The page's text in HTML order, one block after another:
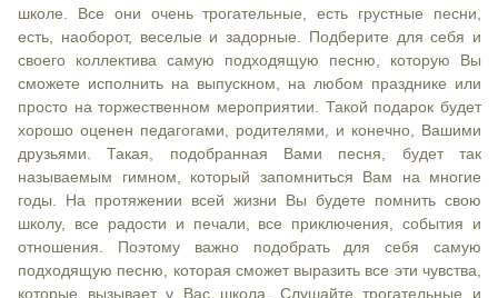
школе. Все они очень трогательные, есть грустные песни,
есть, наоборот, веселые и задорные. Подберите для себя и
своего коллектива самую подходящую песню, которую Вы
сможете исполнить на выпускном, на любом празднике или
просто на торжественном мероприятии. Такой подарок будет
хорошо оценен педагогами, родителями, и конечно, Вашими
друзьями. Такая, подобранная Вами песня, будет так
называемым гимном, который запомниться Вам на многие
годы. На протяжении всей жизни Вы будете помнить свою
школу, все радости и печали, все приключения, события и
отношения. Поэтому важно подобрать для себя самую
подходящую песню, которая сможет выразить все эти чувства,
которые вызывает у Вас школа. Слушайте трогательные и